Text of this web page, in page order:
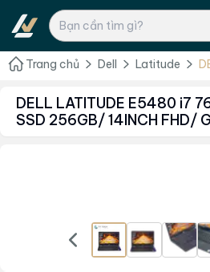
Trang chủ Dell Latitude
DELL LATITUDE E5480 i7
SSD 256GB/ 14INCH FHD/